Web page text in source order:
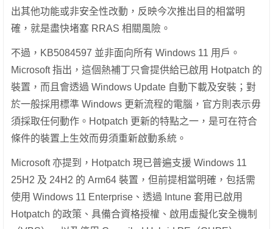
出其他功能或非安全性改動，反映今次推出目的相當明
確，就是盡快堵塞 RRAS 相關風險。
不過，KB5084597 並非面向所有 Windows 11 用戶。
Microsoft 指出，這個熱補丁只會提供給已啟用 Hotpatch 的
裝置，而且會透過 Windows Update 自動下載及安裝；對
於一般採用標準 Windows 更新流程的電腦，官方則表示毋
須採取任何動作。Hotpatch 更新的特點之一，是可在符合
條件的裝置上生效而毋須重新啟動系統。
Microsoft 亦提到，Hotpatch 現已普遍支援 Windows 11
25H2 及 24H2 的 Arm64 裝置，但前提相當明確，包括需
使用 Windows 11 Enterprise、透過 Intune 套用已啟用
Hotpatch 的政策、具備合資格授權、啟用虛擬化安全機制